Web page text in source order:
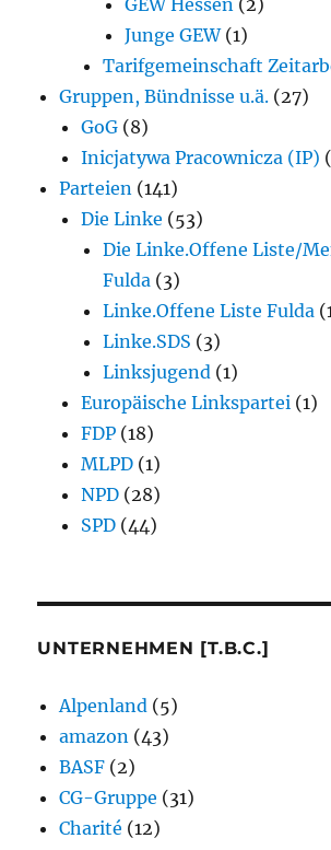
Junge GEW(1)
Tarifgemeinschaft
Gruppen, Bündnisse u.ä. (27)
GoG (8)
Inicjatywa Pracownicza (IP)
Parteien (141)
Die Linke (53)
Die Linke.Offene Liste/
Fulda (3)
Linke.Offene Liste Fulda
Linke.SDS (3)
Linksjugend (1)
Europäische Linkspartei (1)
FDP (18)
MLPD (1)
NPD (28)
SPD (44)
UNTERNEHMEN [T.B.C.]
Alpenland (5)
amazon (43)
BASF (2)
CG-Gruppe (31)
Charité (12)